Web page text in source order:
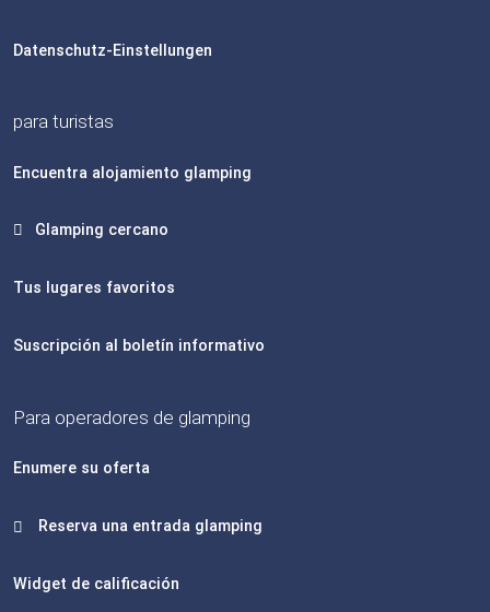
Datenschutz-Einstellungen
para turistas
Encuentra alojamiento glamping
Glamping cercano
Tus lugares favoritos
Suscripción al boletín informativo
Para operadores de glamping
Enumere su oferta
Reserva una entrada glamping
Widget de calificación